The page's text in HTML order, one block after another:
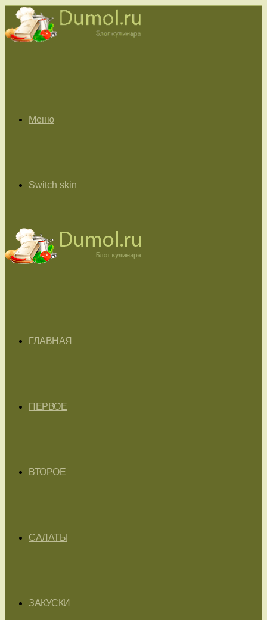
Меню
Switch skin
ГЛАВНАЯ
ПЕРВОЕ
ВТОРОЕ
САЛАТЫ
ЗАКУСКИ